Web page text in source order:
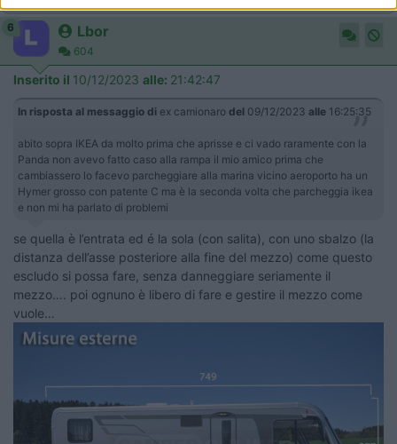
6 Lbor
604
Inserito il 10/12/2023 alle: 21:42:47
In risposta al messaggio di ex camionaro del 09/12/2023 alle 16:25:35
abito sopra IKEA da molto prima che aprisse e ci vado raramente con la
Panda non avevo fatto caso alla rampa il mio amico prima che
cambiassero lo facevo parcheggiare alla marina vicino aeroporto ha un
Hymer grosso con patente C ma è la seconda volta che parcheggia ikea
e non mi ha parlato di problemi
se quella è l’entrata ed é la sola (con salita), con uno sbalzo (la
distanza dell’asse posteriore alla fine del mezzo) come questo
escludo si possa fare, senza danneggiare seriamente il
mezzo…. poi ognuno è libero di fare e gestire il mezzo come
vuole…